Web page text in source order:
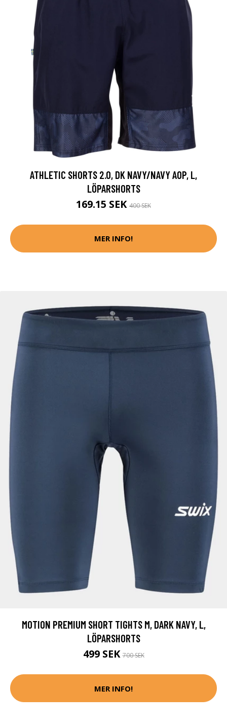
ATHLETIC SHORTS 2.0, DK NAVY/NAVY AOP, L,
LÖPARSHORTS
169.15 SEK 400 SEK
MER INFO!
MOTION PREMIUM SHORT TIGHTS M, DARK NAVY, L,
LÖPARSHORTS
499 SEK700 SEK
MER INFO!